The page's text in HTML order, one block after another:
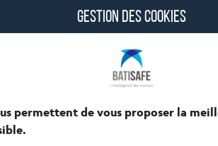
tout en améliorant le confort des
espaces intérieurs, la sécurité
lieux, l’accessibilité PSH voire les
conditions énergétiques.
permettent de vous proposer la